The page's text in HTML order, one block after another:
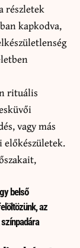
részletek
kapkodva,
rituális
vagy más
belső
az